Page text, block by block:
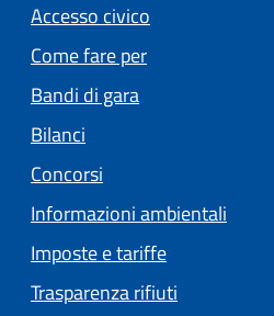
Accesso civico
Come fare per
Bandi di gara
Bilanci
Concorsi
Informazioni ambientali
Imposte e tariffe
Trasparenza rifiuti